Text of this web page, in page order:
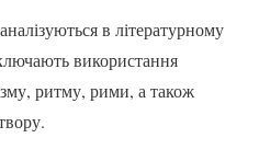
в літературному
використання
ритму, рими, а також